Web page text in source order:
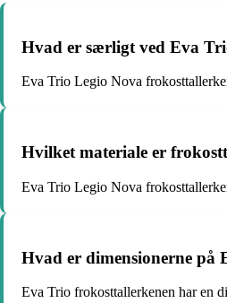
Hvad er særligt ved Eva
Eva Trio Legio Nova
Hvilket materiale er
Eva Trio Legio Nova
Hvad er dimensionerne på
Eva Trio frokosttallerkenen har en